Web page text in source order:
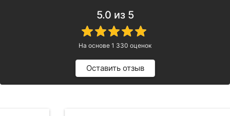
5.0 из 5
На основе 1 330 оценок
Оставить отзыв